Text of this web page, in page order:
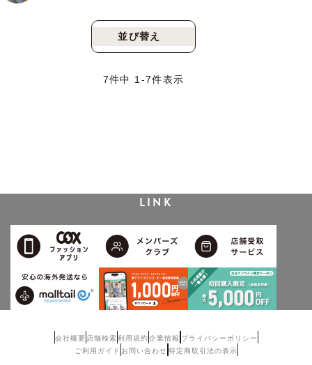
並び替え
7件中 1-7件表示
LINK
会社概要 店舗検索利用規約企業情報 プライバシーポリシー
ご利用ガイド お問い合わせ 特定商取引法の表示